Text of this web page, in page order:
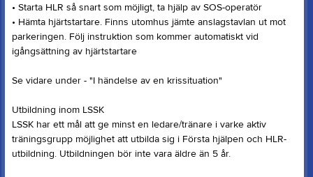
• Starta HLR så snart som möjligt, ta hjälp av SOS-operatör
• Hämta hjärtstartare. Finns utomhus jämte anslagstavlan ut mot
parkeringen. Följ instruktion som kommer automatiskt vid
igångsättning av hjärtstartare
Se vidare under - "I händelse av en krissituation"
Utbildning inom LSSK
LSSK har ett mål att ge minst en ledare/tränare i varke aktiv
träningsgrupp möjlighet att utbilda sig i Första hjälpen och HLR-
utbildning. Utbildningen bör inte vara äldre än 5 år.